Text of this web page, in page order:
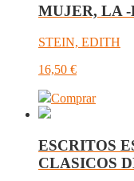
MUJER, LA
STEIN, EDITH
16,50 €
Comprar
ESCRITOS
CLASICOS